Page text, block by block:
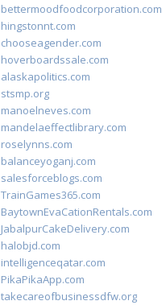
bettermoodfoodcorporation.com
hingstonnt.com
chooseagender.com
hoverboardssale.com
alaskapolitics.com
stsmp.org
manoelneves.com
mandelaeffectlibrary.com
roselynns.com
balanceyoganj.com
salesforceblogs.com
TrainGames365.com
BaytownEvaCationRentals.com
JabalpurCakeDelivery.com
halobjd.com
intelligenceqatar.com
PikaPikaApp.com
takecareofbusinessdfw.org